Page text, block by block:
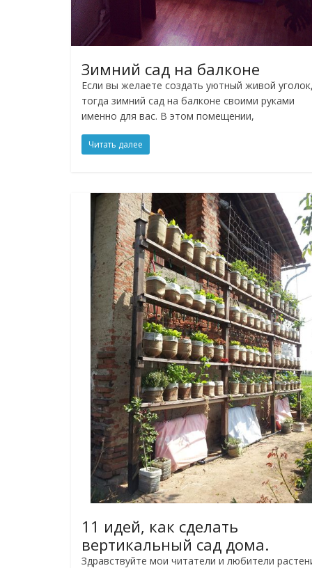
Зимний сад на балконе
Если вы желаете создать уютный живой
тогда зимний сад на балконе своими руками
именно для вас. В этом помещении,
Читать далее
11 идей, как сделать
вертикальный сад дома.
Здравствуйте мои читатели и любители